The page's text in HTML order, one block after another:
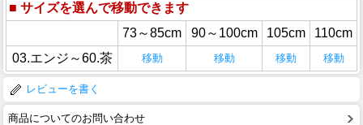
■ サイズを選んで移動できます
73～85cm
90～100cm 105cm
110cm
03.エンジ～60.茶
移動 移動 移動 移動
レビューを書く
商品についてのお問い合わせ